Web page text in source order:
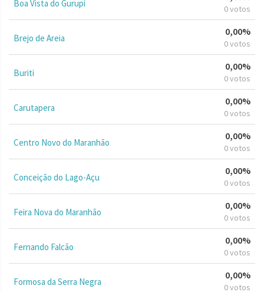
Boa Vista do Gurupi 0 votos
Brejo de Areia
0,00%
0 votos
Buriti
0,00%
0 votos
Carutapera
0,00%
0 votos
Centro Novo do Maranhão
0,00%
0 votos
Conceição do Lago-Açu
0,00%
0 votos
Feira Nova do Maranhão
0,00%
0 votos
Fernando Falcão
0,00%
0 votos
Formosa da Serra Negra
0,00%
0 votos